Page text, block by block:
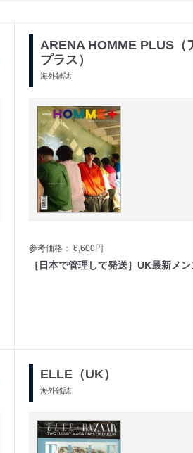
ARENA HOMME PLUS（
プラス）
海外雑誌
参考価格： 6,600円
［日本で管理して発送］UK最新メ
ELLE（UK）
海外雑誌